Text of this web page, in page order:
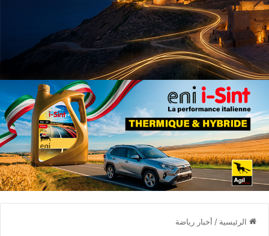
الرئيسية / أخبار رياضة